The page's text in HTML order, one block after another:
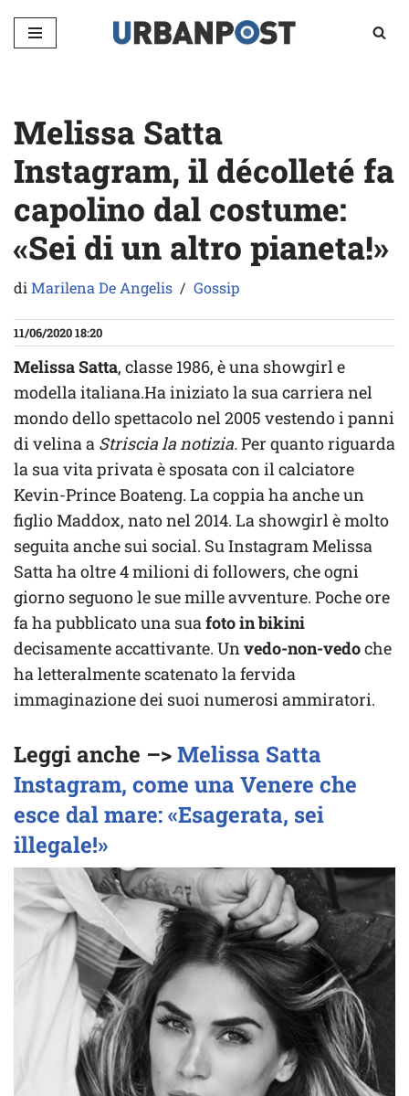
Vai
Melissa Satta
Instagram, il décolleté fa
capolino dal costume:
«Sei di un altro pianeta!»
diMarilena De Angelis Gossip
11/06/2020 18:20
Melissa Satta, classe 1986, è una showgirl e
modella italiana.Ha iniziato la sua carriera nel
mondo dello spettacolo nel 2005 vestendo i panni
di velina a Striscia la notizia.Per quanto riguarda
la sua vita privata è sposata con il calciatore
Kevin-Prince Boateng. La coppia ha anche un
figlio Maddox, nato nel 2014. La showgirl è molto
seguita anche sui social. Su Instagram Melissa
Satta ha oltre 4 milioni di followers, che ogni
giorno seguono le sue mille avventure. Poche ore
fa ha pubblicato una suafoto in bikini
decisamente accattivante. Unvedo-non-vedoche
ha letteralmente scatenato la fervida
immaginazione dei suoi numerosi ammiratori.
Leggi anche –>Melissa Satta
Instagram, come una Venere che
esce dal mare: «Esagerata, sei
illegale!»